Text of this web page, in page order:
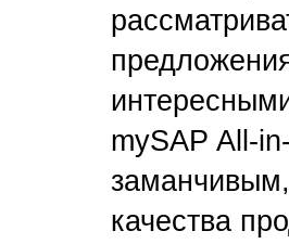
mySAP All-
качества